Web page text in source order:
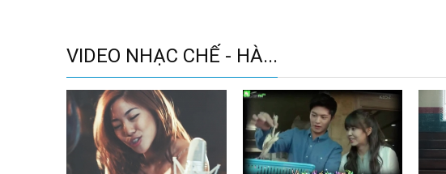
VIDEO NHẠC CHẾ - HÀ...